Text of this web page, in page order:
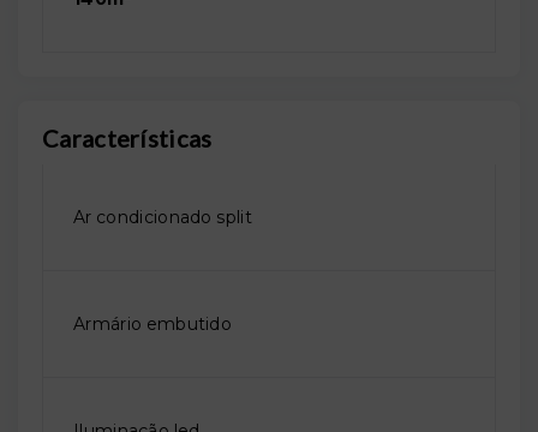
Características
Ar condicionado split
Armário embutido